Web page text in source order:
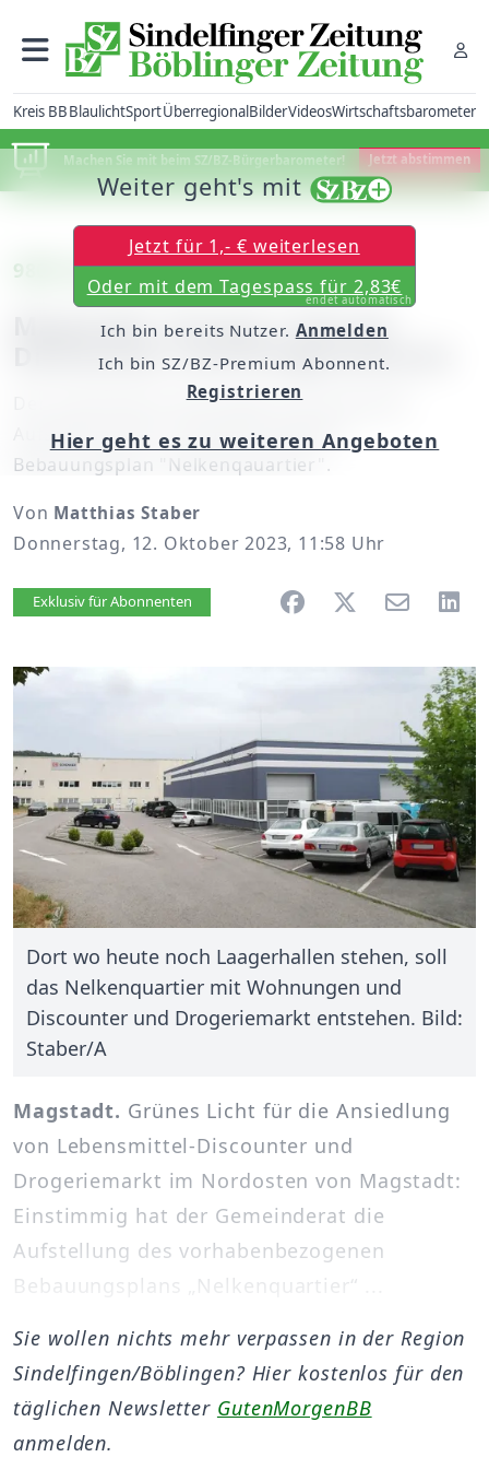
Kreis BBBlaulichtSportÜberregionalBilderVideosWirtschaftsbarometer
Machen Sie mit beim SZ/BZ-Bürgerbarometer! Jetzt abstimmen
9800 Quadratmeter Wohnfläche
Magstadt: Grünes Licht für
Discounter und Drogeriemarkt
Der Gemeinderat beschließt einstimmig die
Aufstellung des vorhabenbezogenen
Bebauungsplan "Nelkenqauartier".
Von Matthias Staber
Donnerstag, 12. Oktober 2023, 11:58 Uhr
Artikel vorlesen
Exklusiv für Abonnenten
Dort wo heute noch Laagerhallen stehen, soll
das Nelkenquartier mit Wohnungen und
Discounter und Drogeriemarkt entstehen. Bild:
Staber/A
Magstadt. Grünes Licht für die Ansiedlung
von Lebensmittel-Discounter und
Drogeriemarkt im Nordosten von Magstadt:
Einstimmig hat der Gemeinderat die
Aufstellung des vorhabenbezogenen
Bebauungsplans „Nelkenquartier“ ...
Weiter geht's mit
Jetzt für 1,- € weiterlesen
Oder mit dem Tagespass für 2,83€
endet automatisch
Ich bin bereits Nutzer. Anmelden
Ich bin SZ/BZ-Premium Abonnent.
Registrieren
Hier geht es zu weiteren Angeboten
Sie wollen nichts mehr verpassen in der Region
Sindelfingen/Böblingen? Hier kostenlos für den
täglichen Newsletter GutenMorgenBB
anmelden.